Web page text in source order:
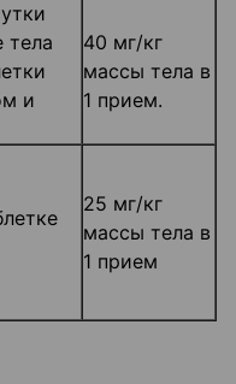
тела
и
40 мг/кг
массы тела в
1 прием.
25 мг/кг
массы тела в
1 прием